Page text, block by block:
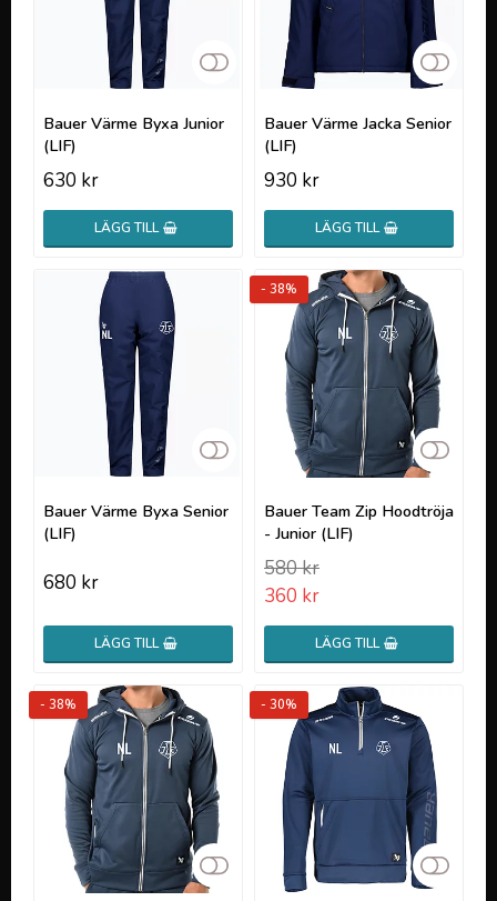
Bauer Värme Byxa Junior
(LIF)
630 kr
LÄGG TILL
Bauer Värme Jacka Senior
(LIF)
930 kr
LÄGG TILL
Bauer Värme Byxa Senior
(LIF)
680 kr
LÄGG TILL
- 38%
Bauer Team Zip Hoodtröja
- Junior (LIF)
580 kr
360 kr
LÄGG TILL
- 38% - 30%